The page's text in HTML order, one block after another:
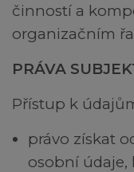
činností a
organizačním
PRÁVA
Přístup k
právo získat
osobní údaje,